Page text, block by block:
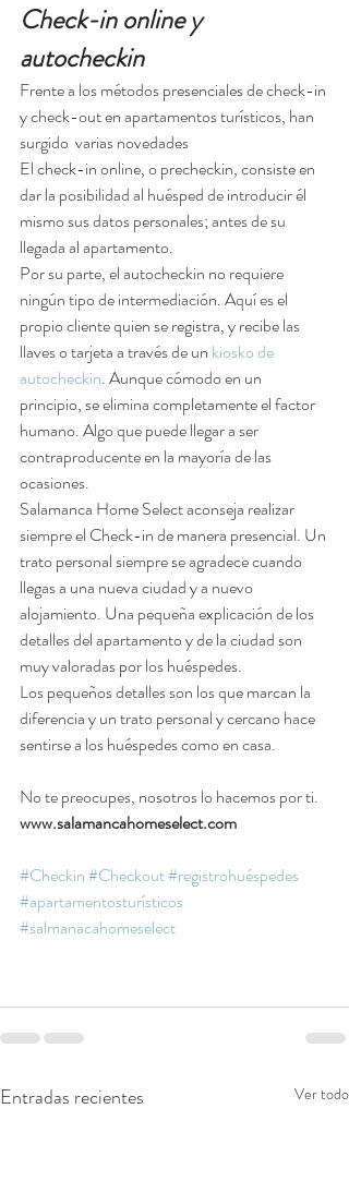
Check-in online y
autocheckin
Frente a los métodos presenciales de check-in
y check-out en apartamentos turísticos, han
surgido  varias novedades
El check-in online, o precheckin, consiste en
dar la posibilidad al huésped de introducir él
mismo sus datos personales; antes de su
llegada al apartamento.
Por su parte, el autocheckin no requiere
ningún tipo de intermediación. Aquí es el
propio cliente quien se registra, y recibe las
llaves o tarjeta a través de un kiosko de
autocheckin. Aunque cómodo en un
principio, se elimina completamente el factor
humano. Algo que puede llegar a ser
contraproducente en la mayoría de las
ocasiones.
Salamanca Home Select aconseja realizar
siempre el Check-in de manera presencial. Un
trato personal siempre se agradece cuando
llegas a una nueva ciudad y a nuevo
alojamiento. Una pequeña explicación de los
detalles del apartamento y de la ciudad son
muy valoradas por los huéspedes.
Los pequeños detalles son los que marcan la
diferencia y un trato personal y cercano hace
sentirse a los huéspedes como en casa.
No te preocupes, nosotros lo hacemos por ti.
www.salamancahomeselect.com
#Checkin#Checkout#registrohuéspedes
#apartamentosturísticos
#salmanacahomeselect
Entradas recientes Ver todo